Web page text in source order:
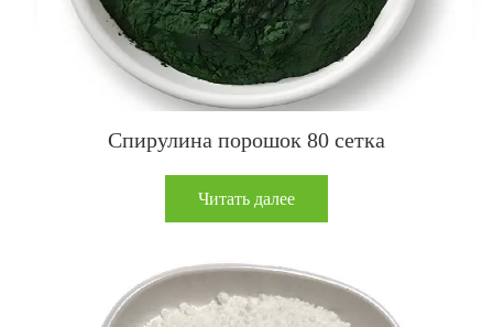
Спирулина порошок 80 сетка
Читать далее